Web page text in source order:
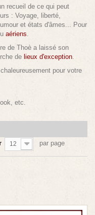
recueil de ce qui peut
: Voyage, liberté,
et états d'âmes... Pour
aériens.
de Thoè a laissé son
de lieux d'exception.
pour votre
etc.
12 par page